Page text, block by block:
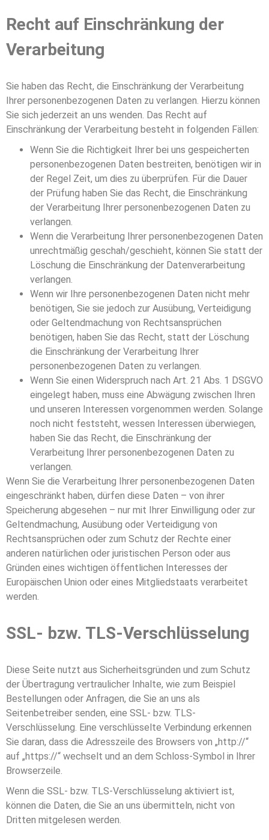
Recht auf Einschränkung der
Verarbeitung
Sie haben das Recht, die Einschränkung der Verarbeitung
Ihrer personenbezogenen Daten zu verlangen. Hierzu können
Sie sich jederzeit an uns wenden. Das Recht auf
Einschränkung der Verarbeitung besteht in folgenden Fällen:
Wenn Sie die Richtigkeit Ihrer bei uns gespeicherten
personenbezogenen Daten bestreiten, benötigen wir in
der Regel Zeit, um dies zu überprüfen. Für die Dauer
der Prüfung haben Sie das Recht, die Einschränkung
der Verarbeitung Ihrer personenbezogenen Daten zu
verlangen.
Wenn die Verarbeitung Ihrer personenbezogenen Daten
unrechtmäßig geschah/geschieht, können Sie statt der
Löschung die Einschränkung der Datenverarbeitung
verlangen.
Wenn wir Ihre personenbezogenen Daten nicht mehr
benötigen, Sie sie jedoch zur Ausübung, Verteidigung
oder Geltendmachung von Rechtsansprüchen
benötigen, haben Sie das Recht, statt der Löschung
die Einschränkung der Verarbeitung Ihrer
personenbezogenen Daten zu verlangen.
Wenn Sie einen Widerspruch nach Art. 21 Abs. 1 DSGVO
eingelegt haben, muss eine Abwägung zwischen Ihren
und unseren Interessen vorgenommen werden. Solange
noch nicht feststeht, wessen Interessen überwiegen,
haben Sie das Recht, die Einschränkung der
Verarbeitung Ihrer personenbezogenen Daten zu
verlangen.
Wenn Sie die Verarbeitung Ihrer personenbezogenen Daten
eingeschränkt haben, dürfen diese Daten – von ihrer
Speicherung abgesehen – nur mit Ihrer Einwilligung oder zur
Geltendmachung, Ausübung oder Verteidigung von
Rechtsansprüchen oder zum Schutz der Rechte einer
anderen natürlichen oder juristischen Person oder aus
Gründen eines wichtigen öffentlichen Interesses der
Europäischen Union oder eines Mitgliedstaats verarbeitet
werden.
SSL- bzw. TLS-Verschlüsselung
Diese Seite nutzt aus Sicherheitsgründen und zum Schutz
der Übertragung vertraulicher Inhalte, wie zum Beispiel
Bestellungen oder Anfragen, die Sie an uns als
Seitenbetreiber senden, eine SSL- bzw. TLS-
Verschlüsselung. Eine verschlüsselte Verbindung erkennen
Sie daran, dass die Adresszeile des Browsers von „http://“
auf „https://“ wechselt und an dem Schloss-Symbol in Ihrer
Browserzeile.
Wenn die SSL- bzw. TLS-Verschlüsselung aktiviert ist,
können die Daten, die Sie an uns übermitteln, nicht von
Dritten mitgelesen werden.